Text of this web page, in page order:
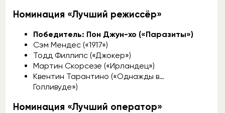
Номинация «Лучший режиссёр»
Победитель: Пон Джун-хо («Паразиты»)
Сэм Мендес («1917»)
Тодд Филлипс («Джокер»)
Мартин Скорсезе («Ирландец»)
Квентин Тарантино («Однажды в…
Голливуде»)
Номинация «Лучший оператор»